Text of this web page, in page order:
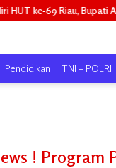
Asmar Tekankan
Pendidikan TNI – POLRI
! Program